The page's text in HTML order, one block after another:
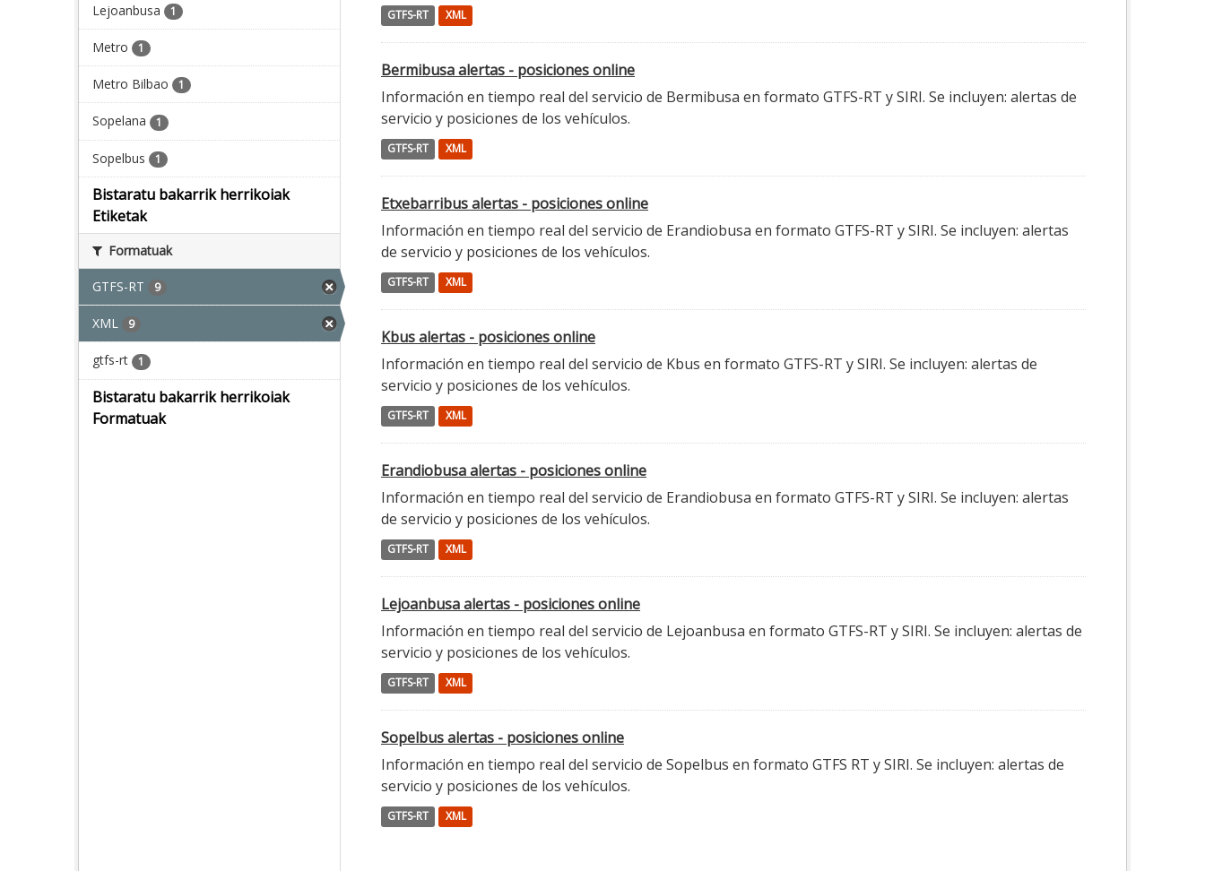
Lejoanbusa 1
Metro 1
Metro Bilbao 1
Sopelana 1
Sopelbus 1
Bistaratu bakarrik herrikoiak
Etiketak
Formatuak
GTFS-RT 9
XML 9
gtfs-rt 1
Bistaratu bakarrik herrikoiak
Formatuak
GTFS-RT XML
Bermibusa alertas - posiciones online
Información en tiempo real del servicio de Bermibusa en formato GTFS-RT y SIRI. Se incluyen: alertas de
servicio y posiciones de los vehículos.
GTFS-RT XML
Etxebarribus alertas - posiciones online
Información en tiempo real del servicio de Erandiobusa en formato GTFS-RT y SIRI. Se incluyen: alertas
de servicio y posiciones de los vehículos.
GTFS-RT XML
Kbus alertas - posiciones online
Información en tiempo real del servicio de Kbus en formato GTFS-RT y SIRI. Se incluyen: alertas de
servicio y posiciones de los vehículos.
GTFS-RT XML
Erandiobusa alertas - posiciones online
Información en tiempo real del servicio de Erandiobusa en formato GTFS-RT y SIRI. Se incluyen: alertas
de servicio y posiciones de los vehículos.
GTFS-RT XML
Lejoanbusa alertas - posiciones online
Información en tiempo real del servicio de Lejoanbusa en formato GTFS-RT y SIRI. Se incluyen: alertas de
servicio y posiciones de los vehículos.
GTFS-RT XML
Sopelbus alertas - posiciones online
Información en tiempo real del servicio de Sopelbus en formato GTFS RT y SIRI. Se incluyen: alertas de
servicio y posiciones de los vehículos.
GTFS-RT XML